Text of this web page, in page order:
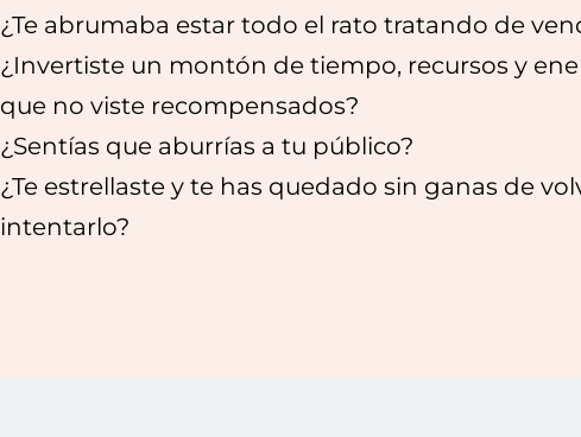
¿Te abrumaba estar todo el rato tratando de
¿Invertiste un montón de tiempo, recursos y
que no viste recompensados?
¿Sentías que aburrías a tu público?
¿Te estrellaste y te has quedado sin ganas de
intentarlo?